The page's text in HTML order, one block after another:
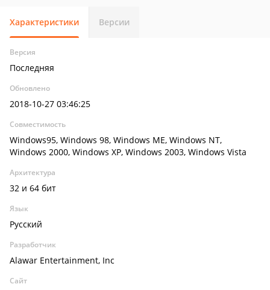
Характеристики Версии
Версия
Последняя
Обновлено
2018-10-27 03:46:25
Совместимость
Windows95, Windows 98, Windows ME, Windows NT,
Windows 2000, Windows XP, Windows 2003, Windows Vista
Архитектура
32 и 64 бит
Язык
Русский
Разработчик
Alawar Entertainment, Inc
Сайт